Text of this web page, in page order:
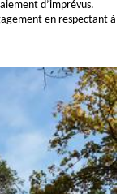
d’imprévus.
en respectant à